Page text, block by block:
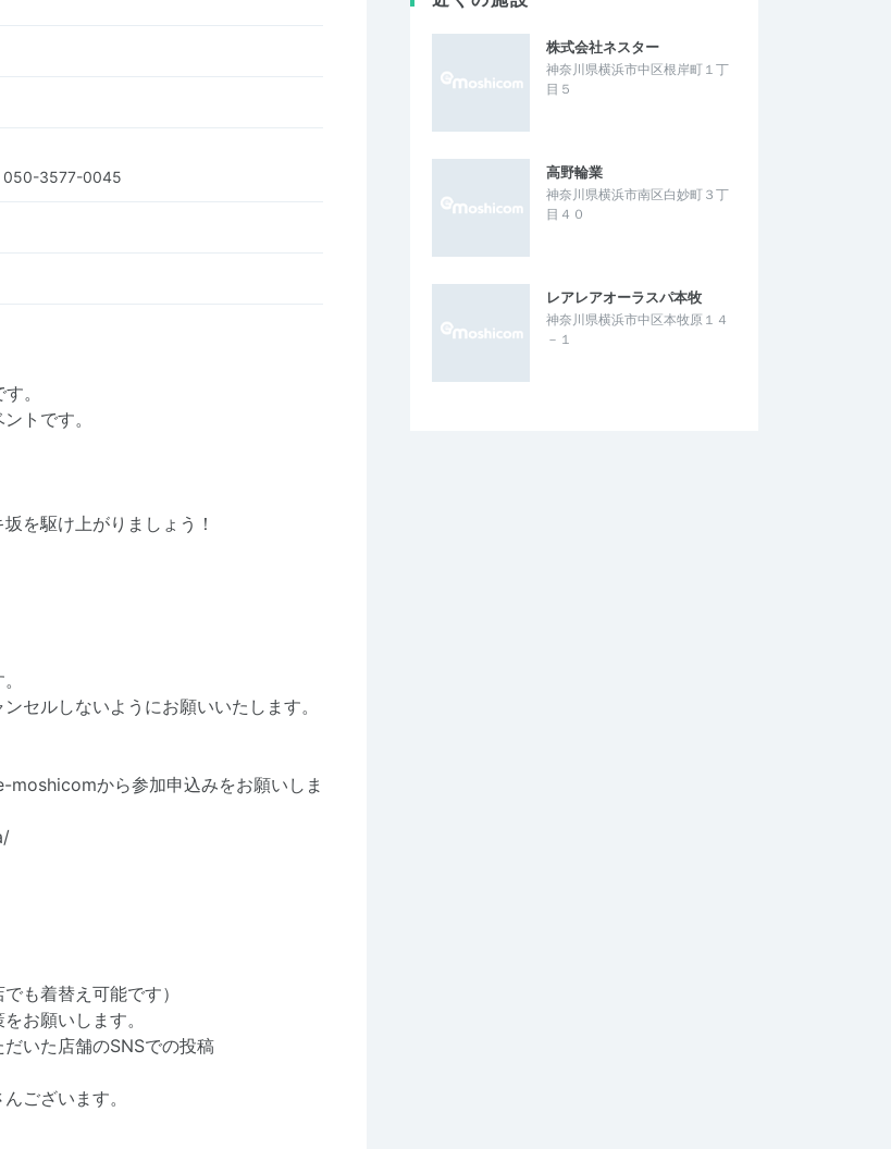
050-3577-0045
。
トです。
を駆け上がりましょう！
セルしないようにお願いいたします。
から参加申込みをお願いしま
も着替え可能です）
お願いします。
いた店舗のSNSでの投稿
ございます。
株式会社ネスター
神奈川県横浜市中区根岸町１丁
目５
高野輪業
神奈川県横浜市南区白妙町３丁
目４０
レアレアオーラスパ本牧
神奈川県横浜市中区本牧原１４
－１